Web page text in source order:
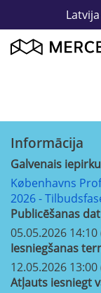
Latvija
Informācija
Galvenais
Københavns
2026 -
Publicēšanas
05.05.2026 14:10
Iesniegšanas
12.05.2026 13:00
Atļauts iesniegt